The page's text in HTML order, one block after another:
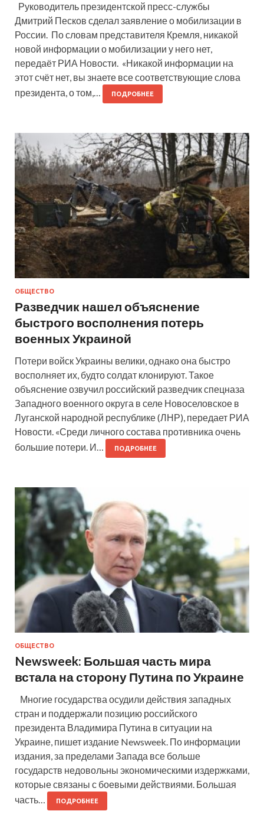
Руководитель президентской пресс-службы
Дмитрий Песков сделал заявление о мобилизации в
России. По словам представителя Кремля, никакой
новой информации о мобилизации у него нет,
передаёт РИА Новости. «Никакой информации на
этот счёт нет, вы знаете все соответствующие слова
президента, о том,…
ПОДРОБНЕЕ
ОБЩЕСТВО
Разведчик нашел объяснение
быстрого восполнения потерь
военных Украиной
Потери войск Украины велики, однако она быстро
восполняет их, будто солдат клонируют. Такое
объяснение озвучил российский разведчик спецназа
Западного военного округа в селе Новоселовское в
Луганской народной республике (ЛНР), передает РИА
Новости. «Среди личного состава противника очень
большие потери. И…
ПОДРОБНЕЕ
ОБЩЕСТВО
Newsweek: Большая часть мира
встала на сторону Путина по Украине
Многие государства осудили действия западных
стран и поддержали позицию российского
президента Владимира Путина в ситуации на
Украине, пишет издание Newsweek. По информации
издания, за пределами Запада все больше
государств недовольны экономическими издержками,
которые связаны с боевыми действиями. Большая
часть…
ПОДРОБНЕЕ